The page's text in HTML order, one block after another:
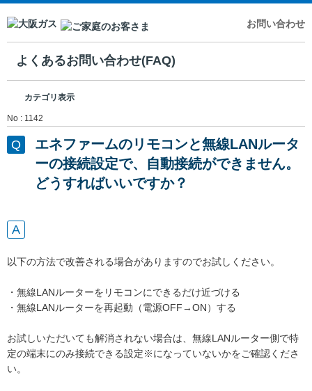
お問い合わせ
よくあるお問い合わせ(FAQ)
カテゴリ表示
No : 1142
エネファームのリモコンと無線LANルータ
ーの接続設定で、自動接続ができません。
どうすればいいですか？
以下の方法で改善される場合がありますのでお試しください。
・ 無線LANルーターをリモコンにできるだけ近づける
・ 無線LANルーターを再起動（電源OFF→ON）する
お試しいただいても解消されない場合は、 無線LANルーター側で特
定の端末にのみ接続できる設定※になっていないかをご確認くださ
い。